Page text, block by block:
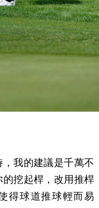
我的建議是千萬不
挖起桿，改用推桿
得球道推球輕而易